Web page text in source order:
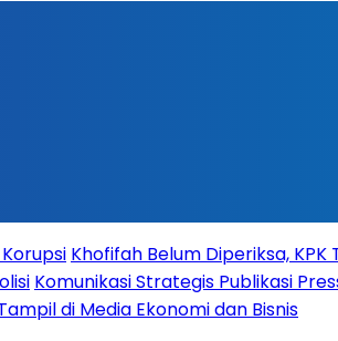
Khofifah Belum Diperiksa,
Komunikasi Strategis Publikasi
di Media Ekonomi dan Bisnis